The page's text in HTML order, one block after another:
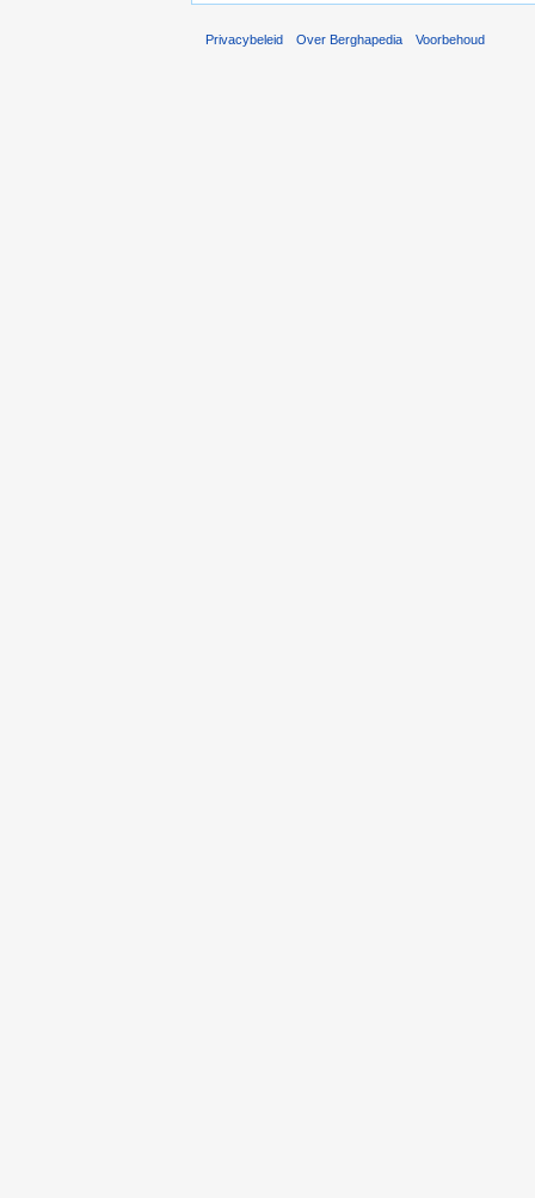
Privacybeleid Over Berghapedia Voorbehoud